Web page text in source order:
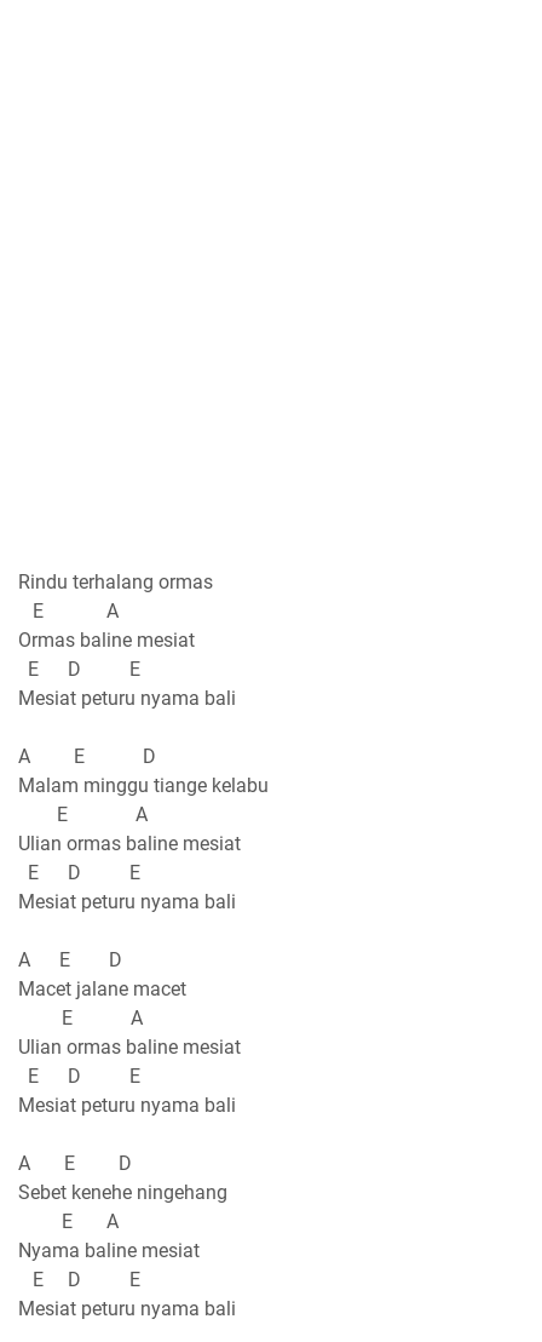
Rindu terhalang ormas
E A
Ormas baline mesiat
E D E
Mesiat peturu nyama bali
A E D
Malam minggu tiange kelabu
E A
Ulian ormas baline mesiat
E D E
Mesiat peturu nyama bali
A E D
Macet jalane macet
E A
Ulian ormas baline mesiat
E D E
Mesiat peturu nyama bali
A E D
Sebet kenehe ningehang
E A
Nyama baline mesiat
E D E
Mesiat peturu nyama bali